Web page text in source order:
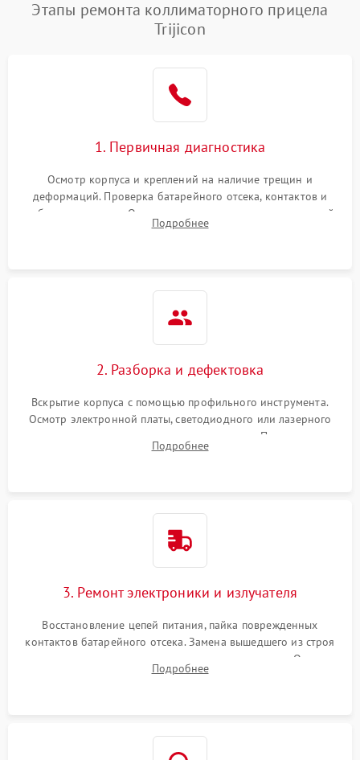
Этапы ремонта коллиматорного прицела
Trijicon
1. Первичная диагностика
Осмотр корпуса и креплений на наличие трещин и
деформаций. Проверка батарейного отсека, контактов и
работы излучателя. Оценка яркости и четкости прицельной
марки на разных режимах. Выявление проблем с
Подробнее
2. Разборка и дефектовка
Вскрытие корпуса с помощью профильного инструмента.
Осмотр электронной платы, светодиодного или лазерного
излучателя, а также механизма выверки. Проверка
уплотнительных прокладок и выявление следов окисления
Подробнее
3. Ремонт электроники и излучателя
Восстановление цепей питания, пайка поврежденных
контактов батарейного отсека. Замена вышедшего из строя
светодиода или микросхемы управления яркостью. Очистка
платы от коррозии и нанесение защитного лака для
Подробнее